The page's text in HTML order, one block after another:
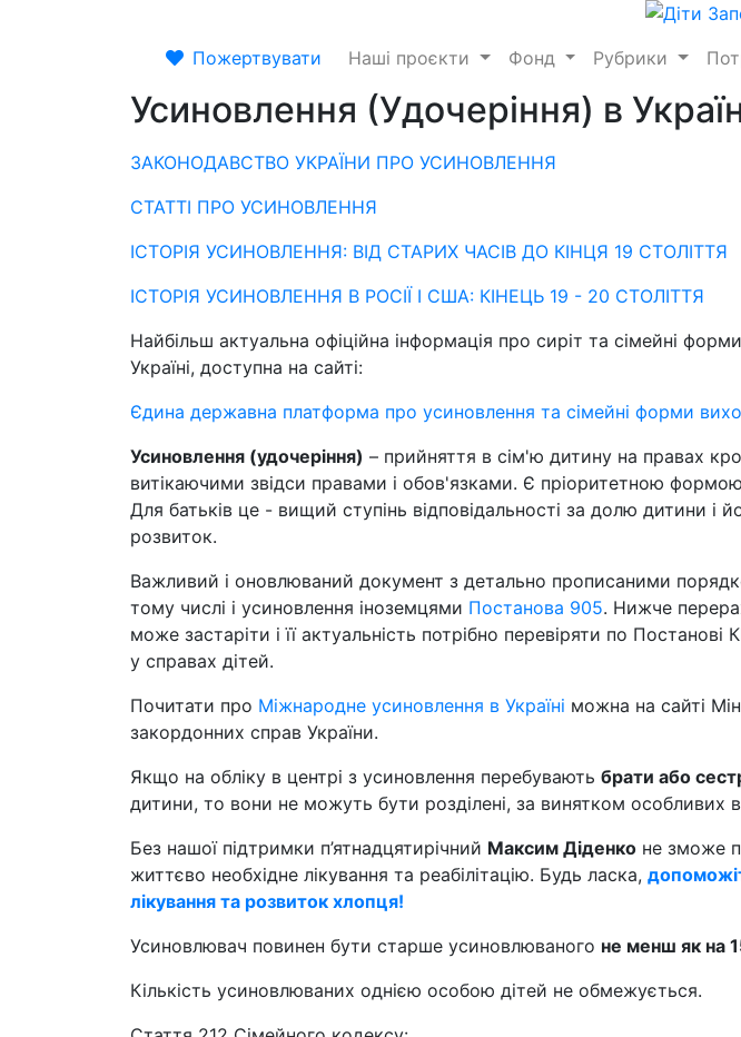
Пожертвувати Наші проєкти Фонд Рубрики
Усиновлення (Удочеріння) в
ЗАКОНОДАВСТВО УКРАЇНИ ПРО УСИНОВЛЕННЯ
СТАТТІ ПРО УСИНОВЛЕННЯ
ІСТОРІЯ УСИНОВЛЕННЯ: ВІД СТАРИХ ЧАСІВ ДО КІНЦЯ 19 СТОЛІТТЯ
ІСТОРІЯ УСИНОВЛЕННЯ В РОСІЇ І США: КІНЕЦЬ 19 - 20 СТОЛІТТЯ
Найбільш актуальна офіційна інформація про сиріт та сімейні
Україні, доступна на сайті:
Єдина державна платформа про усиновлення та сімейні форми
Усиновлення (удочеріння) – прийняття в сім'ю дитину на правах
витікаючими звідси правами і обов'язками. Є пріоритетною
Для батьків це - вищий ступінь відповідальності за долю дитини і
розвиток.
Важливий і оновлюваний документ з детально прописаними
тому числі і усиновлення іноземцями Постанова 905. Нижче
може застаріти і її актуальність потрібно перевіряти по
у справах дітей.
Почитати про Міжнародне усиновлення в Україні можна на сайті
закордонних справ України.
Якщо на обліку в центрі з усиновлення перебувають брати або
дитини, то вони не можуть бути розділені, за винятком особливих
Без нашої підтримки п’ятнадцятирічний Максим Діденко не зможе
життєво необхідне лікування та реабілітацію. Будь ласка,
лікування та розвиток хлопця!
Усиновлювач повинен бути старше усиновлюваного не менш як на
Кількість усиновлюваних однією особою дітей не обмежується.